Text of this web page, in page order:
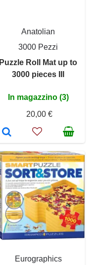
Anatolian
3000 Pezzi
Puzzle Roll Mat up to
3000 pieces III
In magazzino (3)
20,00 €
Eurographics